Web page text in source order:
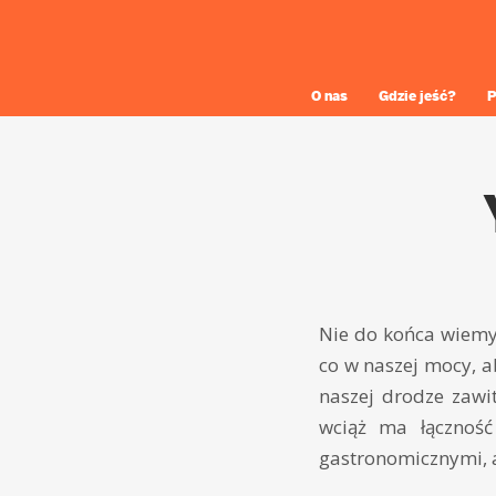
O nas Gdzie jeść?
Nie do końca
co w naszej mocy,
naszej drodze
wciąż ma
gastronomicznymi,